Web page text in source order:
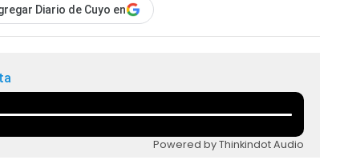
Diario de Cuyo en
Powered by Thinkindot Audio